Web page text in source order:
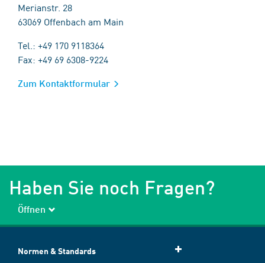
Merianstr. 28
63069 Offenbach am Main
Tel.: +49 170 9118364
Fax: +49 69 6308-9224
Zum Kontaktformular
Haben Sie noch Fragen?
Öffnen
Normen & Standards